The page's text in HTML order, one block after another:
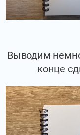
Выводим
конце